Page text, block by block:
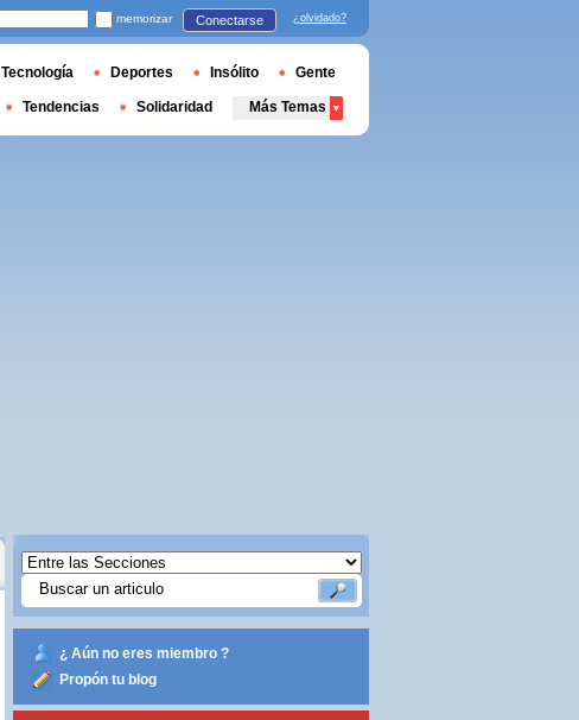
¿ Aún no eres miembro ?
Propón tu blog
memorizar Conectarse ¿olvidado?
Tecnología Deportes Insólito Gente
Tendencias Solidaridad Más Temas